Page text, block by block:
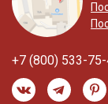
+7 (800) 533-75-